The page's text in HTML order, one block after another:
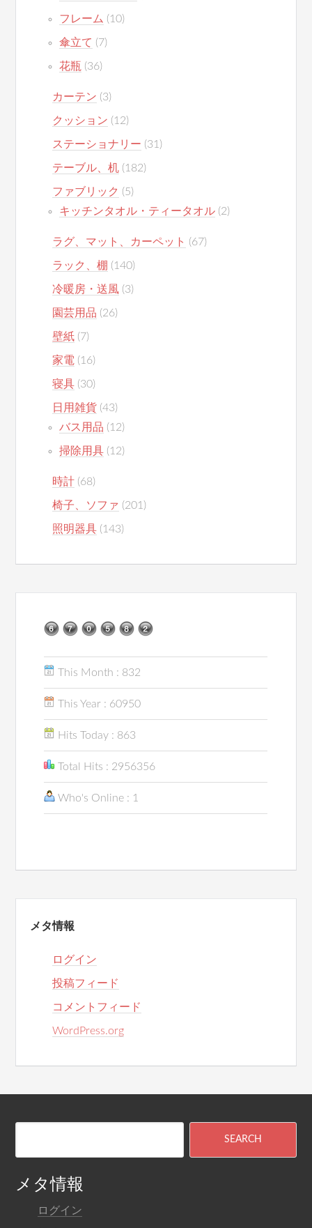
フレーム (10)
傘立て (7)
花瓶 (36)
カーテン (3)
クッション (12)
ステーショナリー (31)
テーブル、机 (182)
ファブリック (5)
キッチンタオル・ティータオル (2)
ラグ、マット、カーペット (67)
ラック、棚 (140)
冷暖房・送風 (3)
園芸用品 (26)
壁紙 (7)
家電 (16)
寝具 (30)
日用雑貨 (43)
バス用品 (12)
掃除用具 (12)
時計 (68)
椅子、ソファ (201)
照明器具 (143)
This Month : 832
This Year : 60950
Hits Today : 863
Total Hits : 2956356
Who's Online : 1
メタ情報
ログイン
投稿フィード
コメントフィード
WordPress.org
メタ情報
ログイン